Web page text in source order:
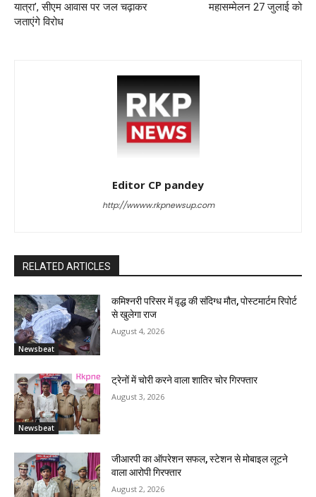
यात्रा’, सीएम आवास पर जल चढ़ाकर
जताएंगे विरोध
महासम्मेलन 27 जुलाई को
Editor CP pandey
http://wwww.rkpnewsup.com
RELATED ARTICLES
Newsbeat
कमिश्नरी परिसर में वृद्ध की संदिग्ध मौत, पोस्टमार्टम रिपोर्ट
से खुलेगा राज
August 4, 2026
Newsbeat
ट्रेनों में चोरी करने वाला शातिर चोर गिरफ्तार
August 3, 2026
जीआरपी का ऑपरेशन सफल, स्टेशन से मोबाइल लूटने
वाला आरोपी गिरफ्तार
August 2, 2026